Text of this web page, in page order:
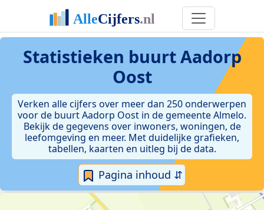
Statistieken buurt Aadorp
Oost
Verken alle cijfers over meer dan 250 onderwerpen
voor de buurt Aadorp Oost in de gemeente Almelo.
Bekijk de gegevens over inwoners, woningen, de
leefomgeving en meer. Met duidelijke grafieken,
tabellen, kaarten en uitleg bij de data.
Pagina inhoud ⇵